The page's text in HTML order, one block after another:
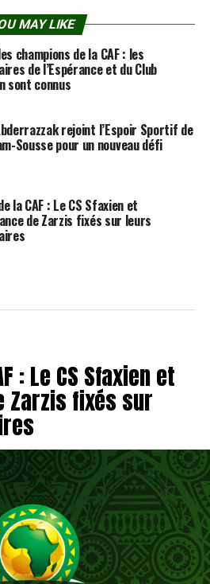
MAY LIKE
champions de la CAF : les
de l’Espérance et du Club
sont connus
rejoint l’Espoir Sportif de
Sousse pour un nouveau défi
la CAF : Le CS Sfaxien et
de Zarzis fixés sur leurs
: Le CS Sfaxien et
Zarzis fixés sur